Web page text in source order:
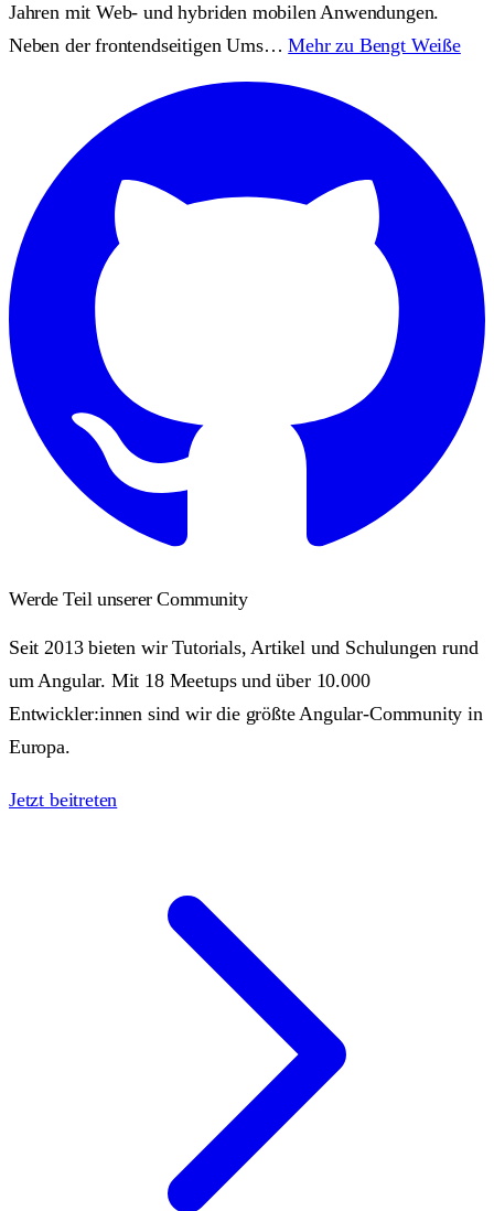
Jahren mit Web- und hybriden mobilen Anwendungen.
Neben der frontendseitigen Ums…Mehr zu Bengt Weiße
Werde Teil unserer Community
Seit 2013 bieten wir Tutorials, Artikel und Schulungen rund
um Angular. Mit 18 Meetups und über 10.000
Entwickler:innen sind wir die größte Angular-Community in
Europa.
Jetzt beitreten